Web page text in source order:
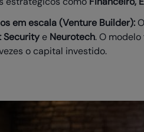
em escala (Venture Builder):
Security e Neurotech. O
o capital investido.